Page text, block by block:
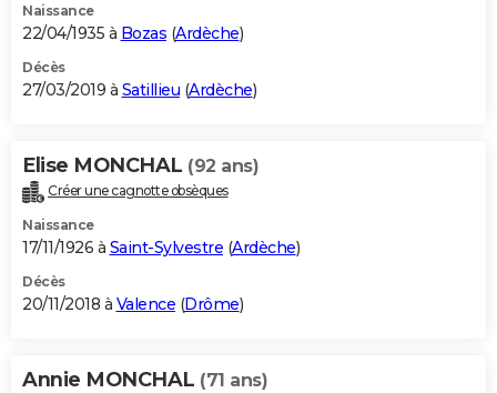
Naissance
22/04/1935 à Bozas (Ardèche)
Décès
27/03/2019 à Satillieu (Ardèche)
Elise MONCHAL (92 ans)
Créer une cagnotte obsèques
Naissance
17/11/1926 à Saint-Sylvestre (Ardèche)
Décès
20/11/2018 à Valence (Drôme)
Annie MONCHAL (71 ans)